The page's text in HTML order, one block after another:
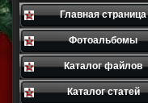
Главная страница
Фотоальбомы
Каталог файлов
Каталог статей